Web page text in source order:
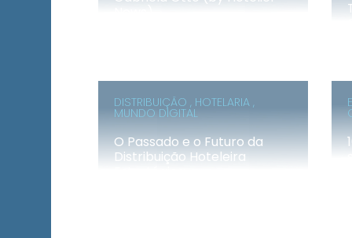
DISTRIBUIÇÃO , HOTELARIA ,
MUNDO DIGITAL
O Passado e o Futuro da
Distribuição Hoteleira